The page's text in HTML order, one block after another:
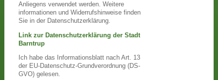
Anliegens verwendet werden. Weitere
informationen und Widerrufshinweise finden
Sie in der Datenschutzerklärung.
Link zur Datenschutzerklärung der Stadt
Barntrup
Ich habe das Informationsblatt nach Art. 13
der EU-Datenschutz-Grundverordnung (DS-
GVO) gelesen.